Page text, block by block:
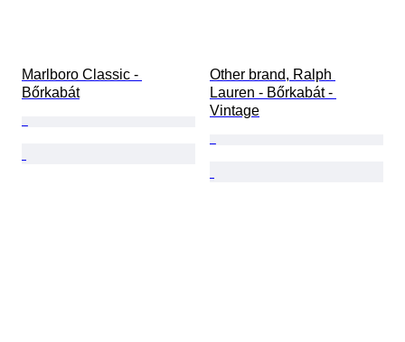
Marlboro Classic -
Bőrkabát
Other brand, Ralph
Lauren - Bőrkabát -
Vintage